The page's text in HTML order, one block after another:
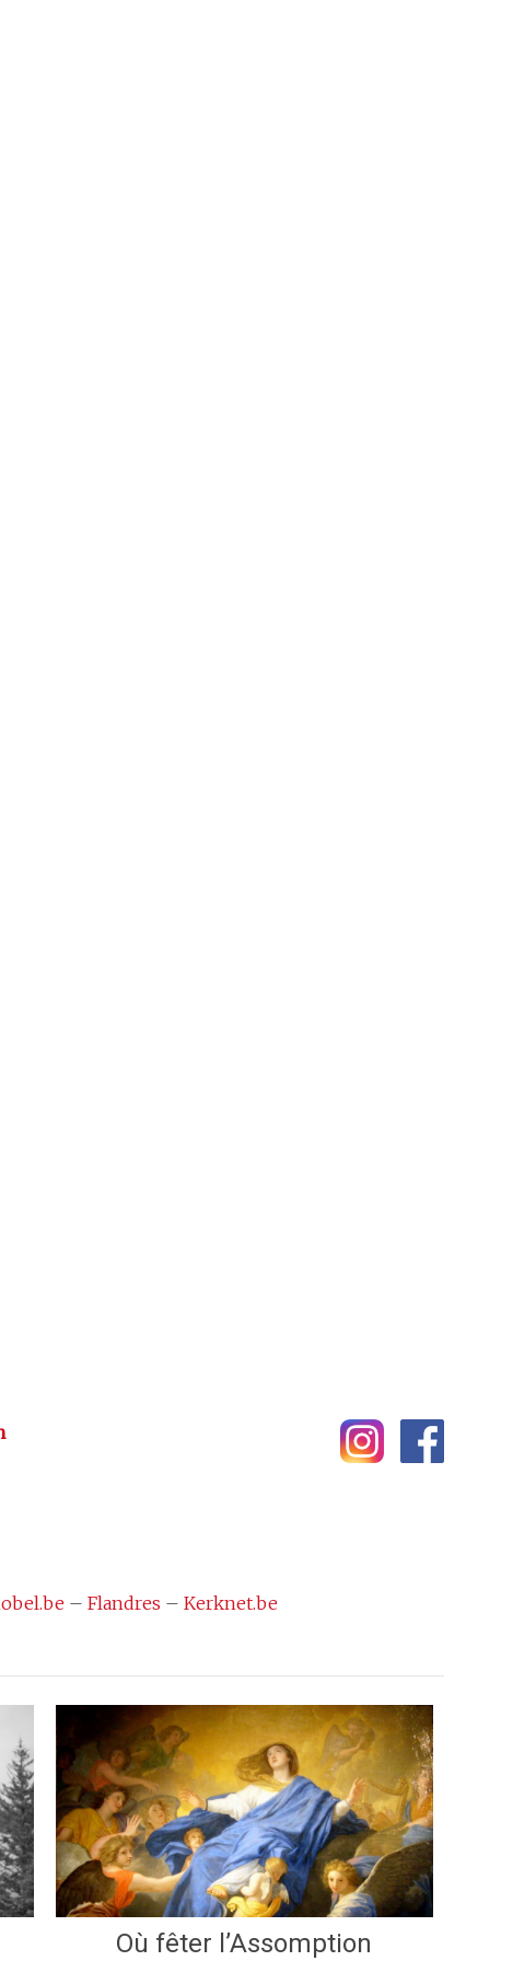
– Flandres – Kerknet.be
Où fêter l’Assomption